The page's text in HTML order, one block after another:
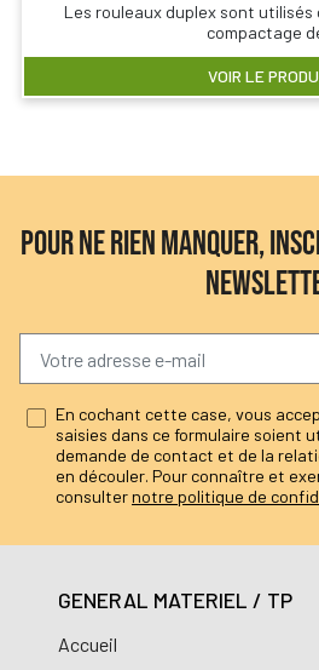
Les rouleaux duplex sont utilisés
compactage
VOIR LE
POUR NE RIEN MANQUER,
En cochant cette case, vous
saisies dans ce formulaire soient
demande de contact et de la
en découler. Pour connaître et
consulternotre politique de
GENERAL MATERIEL / TP
Accueil